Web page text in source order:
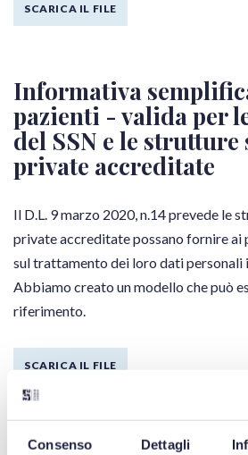
Consenso Dettagli
SCARICA IL FILE
Informativa
pazienti - valida per
del SSN e le
private accreditate
Il D.L. 9 marzo 2020, n.14 prevede le
private accreditate possano fornire
sul trattamento dei loro dati personali
Abbiamo creato un modello che può
riferimento.
SCARICA IL FILE
Questionario per i